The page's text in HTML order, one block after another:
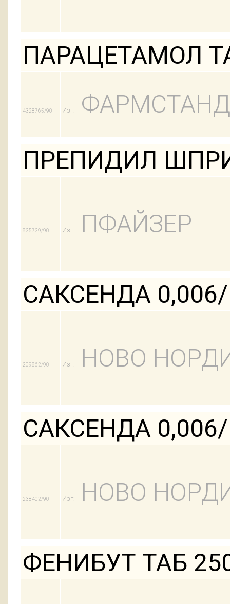
ПАРАЦЕТАМОЛ
4328765/90 Изг:
ПРЕПИДИЛ
825729/90 Изг: ПФАЙЗЕР
САКСЕНДА
209862/90 Изг: НОВО
САКСЕНДА
238402/90 Изг: НОВО
ФЕНИБУТ ТАБ